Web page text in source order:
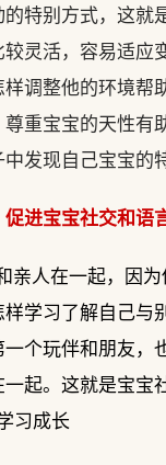
特别方式，这
灵活，容易适
调整他的环境
重宝宝的天性
发现自己宝宝的
进宝宝社交和语
人在一起，因
学习了解自己
个玩伴和朋友
起。这就是宝
习成长